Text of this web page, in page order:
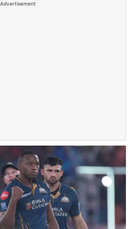
Advertisement